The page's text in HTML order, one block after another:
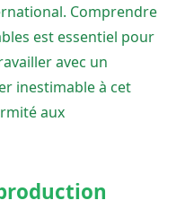
Comprendre
est essentiel pour
avec un
inestimable à cet
aux